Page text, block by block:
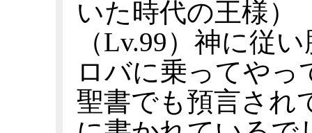
いた時代の王様）
（Lv.99）神に従
ロバに乗ってやっ
聖書でも預言され